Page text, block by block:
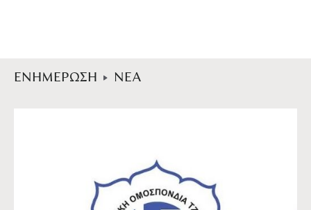
ΕΝΗΜΕΡΩΣΗ ΝΕΑ